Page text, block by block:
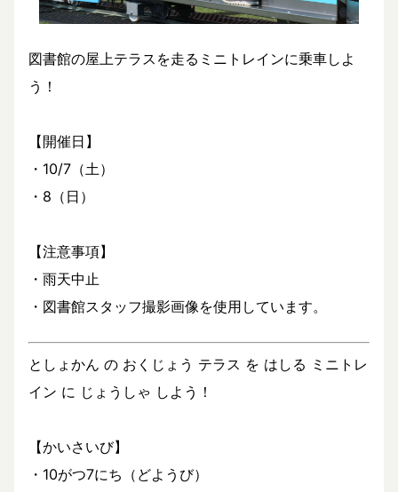
図書館の屋上テラスを走るミニトレインに乗車しよ
う！
【開催日】
・10/7（土）
・8（日）
【注意事項】
・雨天中止
・図書館スタッフ撮影画像を使用しています。
としょかん の おくじょう テラス を はしる ミニトレ
イン に じょうしゃ しよう！
【かいさいび】
・10がつ7にち（どようび）